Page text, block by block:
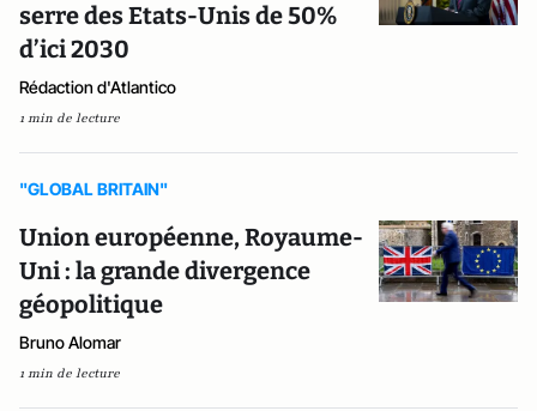
serre des Etats-Unis de 50%
d’ici 2030
Rédaction d'Atlantico
1 min de lecture
"GLOBAL BRITAIN"
Union européenne, Royaume-
Uni : la grande divergence
géopolitique
Bruno Alomar
1 min de lecture